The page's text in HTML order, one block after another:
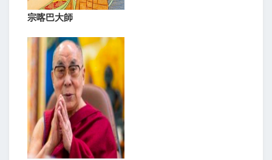
宗喀巴大師